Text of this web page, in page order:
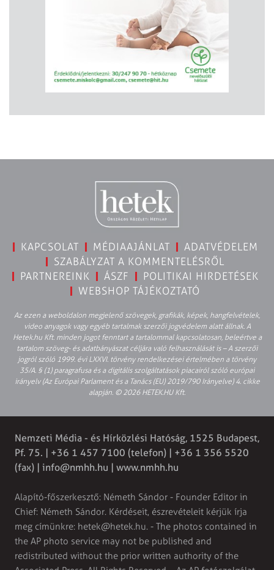
KAPCSOLAT MÉDIAAJÁNLAT
ADATVÉDELEM
SZABÁLYZAT A KOMMENTELÉSRŐL
PARTNEREINK
ÁSZF
POLITIKAI HIRDETÉSEK
WEBSHOP TÁJÉKOZTATÓ
Az ezen a weboldalon megjelenő szövegek, grafikák, képek, hangfelvételek,
video anyagok vagy egyéb tartalmak szerzői jogvédelem alatt állnak. A
Hetek.hu Kft. minden jogot fenntart a tartalommal kapcsolatosan, beleértve a
tartalom szöveg- és adatbányászat céljára való felhasználását is – A szerzői
jogról szóló 1999. évi LXXVI. törvény rendelkezései értelmében a törvény
35/A. § (1) paragrafusa és a digitális szolgáltatások piacairól szóló európai
irányelv (Az Európai Parlament és a Tanács (EU) 2019/790 Irányelve) 4. cikke
alapján. © 2026 HETEK.HU Kft.
Nemzeti Média - és Hírközlési Hatóság, 1525 Budapest,
Pf. 75. | +36 1 457 7100 (telefon) | +36 1 356 5520
(fax) | info@nmhh.hu | www.nmhh.hu
Alapító-főszerkesztő: Németh Sándor - Founder Editor in
Chief: Németh Sándor. Kérdéseit, észrevételeit kérjük írja
meg címünkre: hetek@hetek.hu. - The photos contained in
the AP photo service may not be published and
redistributed without the prior written authority of the